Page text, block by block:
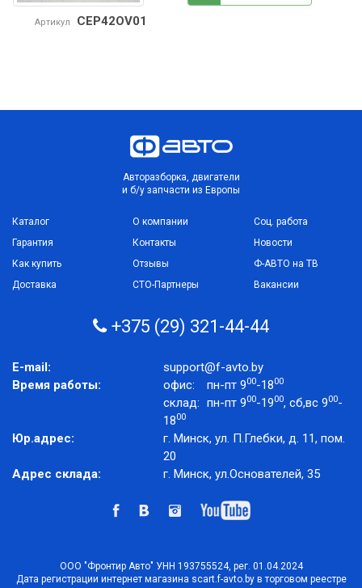
Артикул CEP42OV01
Авторазборка, двигатели
и б/у запчасти из Европы
Каталог
Гарантия
Как купить
Доставка
О компании
Контакты
Отзывы
СТО-Партнеры
Соц. работа
Новости
Ф-АВТО на ТВ
Вакансии
+375 (29) 321-44-44
E-mail:
support@f-avto.by
Время работы:
офис: пн-пт 900-1800
склад: пн-пт 900-1900, сб,вс 900-
1800
Юр.адрес:
г. Минск, ул. П.Глебки, д. 11, пом.
20
Адрес склада:
г. Минск, ул.Основателей, 35
ООО "Фронтир Авто" УНН 193755524, рег. 01.04.2024
Дата регистрации интернет магазина scart.f-avto.by в торговом реестре